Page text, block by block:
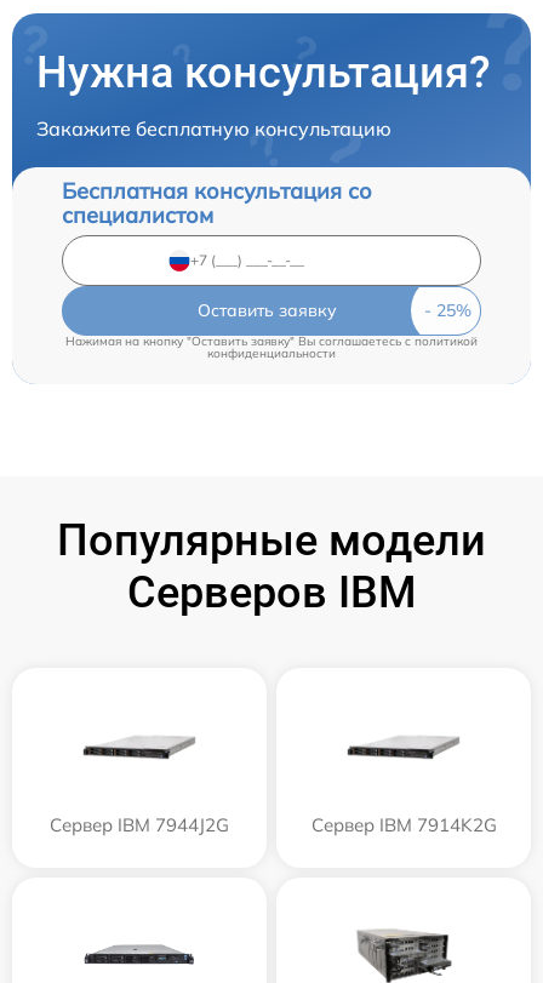
Нужна консультация?
Закажите бесплатную консультацию
Бесплатная консультация со
специалистом
Оставить заявку
Нажимая на кнопку "Оставить заявку" Вы соглашаетесь cполитикой
конфиденциальности
Популярные модели
Серверов IBM
Сервер IBM 7944J2G Сервер IBM 7914K2G